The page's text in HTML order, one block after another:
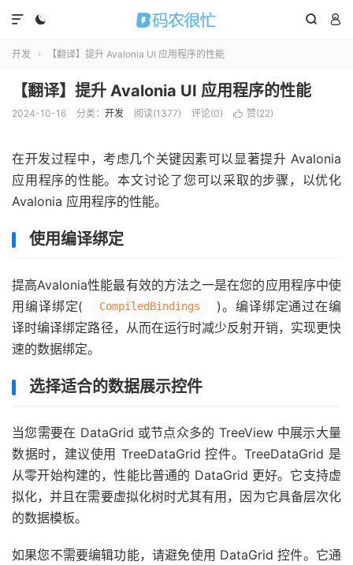
  

开发  【翻译】提升 Avalonia UI 应用程序的性能
【翻译】提升 Avalonia UI 应用程序的性能
2024-10-16 分类： 开发 阅读(1377) 评论(0)  赞(22)
在开发过程中，考虑几个关键因素可以显著提升 Avalonia
应用程序的性能。本文讨论了您可以采取的步骤，以优化
Avalonia 应用程序的性能。
使用编译绑定
提高Avalonia性能最有效的方法之一是在您的应用程序中使
用编译绑定(
CompiledBindings
)。编译绑定通过在编
译时编译绑定路径，从而在运行时减少反射开销，实现更快
速的数据绑定。
选择适合的数据展示控件
当您需要在 DataGrid 或节点众多的 TreeView 中展示大量
数据时，建议使用 TreeDataGrid 控件。TreeDataGrid 是
从零开始构建的，性能比普通的 DataGrid 更好。它支持虚
拟化，并且在需要虚拟化树时尤其有用，因为它具备层次化
的数据模板。
如果您不需要编辑功能，请避免使用 DataGrid 控件。它通